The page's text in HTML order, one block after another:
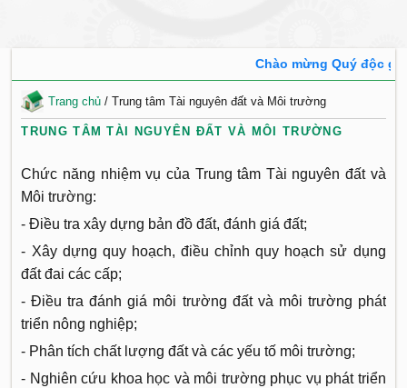
Chào mừng Quý độc
Trang chủ /Trung tâm Tài nguyên đất và Môi trường
TRUNG TÂM TÀI NGUYÊN ĐẤT VÀ MÔI TRƯỜNG
Chức năng nhiệm vụ của Trung tâm Tài nguyên đất và
Môi trường:
- Điều tra xây dựng bản đồ đất, đánh giá đất;
- Xây dựng quy hoạch, điều chỉnh quy hoạch sử dụng
đất đai các cấp;
- Điều tra đánh giá môi trường đất và môi trường phát
triển nông nghiệp;
- Phân tích chất lượng đất và các yếu tố môi trường;
- Nghiên cứu khoa học và môi trường phục vụ phát triển